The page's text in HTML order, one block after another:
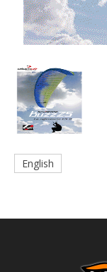
English